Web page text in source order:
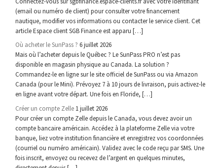
(email ou numéro de client) pour consulter votre financement
nautique, modifier vos informations ou contacter le service client. Cet
article Espace client SGB Finance est apparu […]
Où acheter le SunPass ? 6 juillet 2026
Mais où l’acheter depuis le Québec ? Le SunPass PRO n’est pas
disponible en magasin physique au Canada. La solution ?
Commandez-le en ligne sur le site officiel de SunPass ou via Amazon
Canada (pour le Mini). Prévoyez 7 à 10 jours de livraison, puis activez-le
en ligne avant votre départ. Une fois en Floride, […]
Créer un compte Zelle 1 juillet 2026
Pour créer un compte Zelle depuis le Canada, vous devez avoir un
compte bancaire américain. Accédez à la plateforme Zelle via votre
banque, liez votre institution financière et enregistrez vos coordonnées
(courriel ou numéro américain). Validez avec le code reçu par SMS. Une
fois inscrit, envoyez ou recevez de l’argent en quelques minutes,